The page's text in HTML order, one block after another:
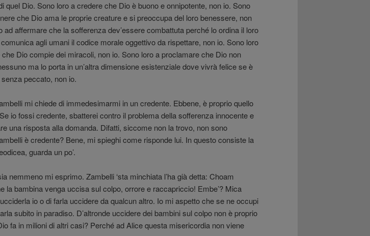
quel Dio. Sono loro a credere che Dio è buono e onnipotente, non io. Sono
che Dio ama le proprie creature e si preoccupa del loro benessere, non
ad affermare che la sofferenza dev’essere combattuta perché lo ordina il loro
agli umani il codice morale oggettivo da rispettare, non io. Sono loro
Dio compie dei miracoli, non io. Sono loro a proclamare che Dio non
ma lo porta in un’altra dimensione esistenziale dove vivrà felice se è
peccato, non io.
mi chiede di immedesimarmi in un credente. Ebbene, è proprio quello
io fossi credente, sbatterei contro il problema della sofferenza innocente e
una risposta alla domanda. Difatti, siccome non la trovo, non sono
è credente? Bene, mi spieghi come risponde lui. In questo consiste la
guarda un po’.
nemmeno mi esprimo. Zambelli ‘sta minchiata l’ha già detta: Choam
la bambina venga uccisa sul colpo, orrore e raccapriccio! Embe’? Mica
io o di farla uccidere da qualcun altro. Io mi aspetto che se ne occupi
subito in paradiso. D’altronde uccidere dei bambini sul colpo non è proprio
fa in milioni di altri casi? Perché ad Alice questa misericordia non viene